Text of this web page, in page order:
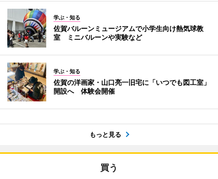
学ぶ・知る
佐賀バルーンミュージアムで小学生向け熱気球教
室 ミニバルーンや実験など
学ぶ・知る
佐賀の洋画家・山口亮一旧宅に「いつでも図工室」
開設へ 体験会開催
もっと見る
買う